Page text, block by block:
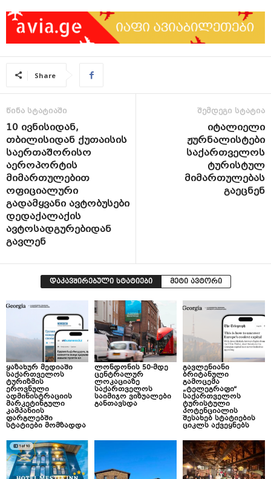
Share
წინა სტატიაში
10 ივნისიდან,
თბილისიდან ქუთაისის
საერთაშორისო
აეროპორტის
მიმართულებით
ოფიციალური
გადამყვანი ავტობუსები
დედაქალაქის
ავტოსადგურებიდან
გავლენ
შემდეგი სტატია
იტალიელი
ჟურნალისტები
საქართველოს
ტურისტულ
მიმართულებას
გაეცნენ
დაკავშირებული სტატიები მეტი ავტორი
ყაზახურ მედიაში
საქართველოს
ტურიზმის
ეროვნული
ადმინისტრაციის
მარკეტინგული
კამპანიის
ფარგლებში
სტატიები მომზადდა
ლონდონის 50-მდე
ცენტრალურ
ლოკაციაზე
საქართველოს
საიმიჯო ვიზუალები
განთავსდა
გავლენიანი
ბრიტანული
გამოცემა
„ტელეგრაფი“
საქართველოს
ტურისტული
პოტენციალის
შესახებ სტატიების
ციკლს აქვეყნებს